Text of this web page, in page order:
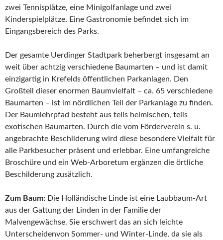
zwei Tennisplätze, eine Minigolfanlage und zwei
Kinderspielplätze. Eine Gastronomie befindet sich im
Eingangsbereich des Parks.
Der gesamte Uerdinger Stadtpark beherbergt insgesamt an
weit über achtzig verschiedene Baumarten – und ist damit
einzigartig in Krefelds öffentlichen Parkanlagen. Den
Großteil dieser enormen Baumvielfalt – ca. 65 verschiedene
Baumarten – ist im nördlichen Teil der Parkanlage zu finden.
Der Baumlehrpfad besteht aus teils heimischen, teils
exotischen Baumarten. Durch die vom Förderverein s. u.
angebrachte Beschilderung wird diese besondere Vielfalt für
alle Parkbesucher präsent und erlebbar. Eine umfangreiche
Broschüre und ein Web-Arboretum ergänzen die örtliche
Beschilderung zusätzlich.
Zum Baum: Die Holländische Linde ist eine Laubbaum-Art
aus der Gattung der Linden in der Familie der
Malvengewächse. Sie erschwert das an sich leichte
Unterscheidenvon Sommer- und Winter-Linde, da sie als